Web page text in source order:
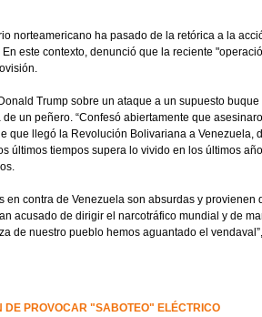
norteamericano ha pasado de la retórica a la
este contexto, denunció que la reciente
Trump sobre un ataque a un supuesto
un peñero. “Confesó abiertamente que
que llegó la Revolución Bolivariana a Venezuela,
últimos tiempos supera lo vivido en los últimos
en contra de Venezuela son absurdas y provienen
acusado de dirigir el narcotráfico mundial y de
de nuestro pueblo hemos aguantado el
PROVOCAR "SABOTEO" ELÉCTRICO